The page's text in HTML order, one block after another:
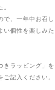
で、一年中お召し
い個性を楽しみ
ラッピング」
記入ください。